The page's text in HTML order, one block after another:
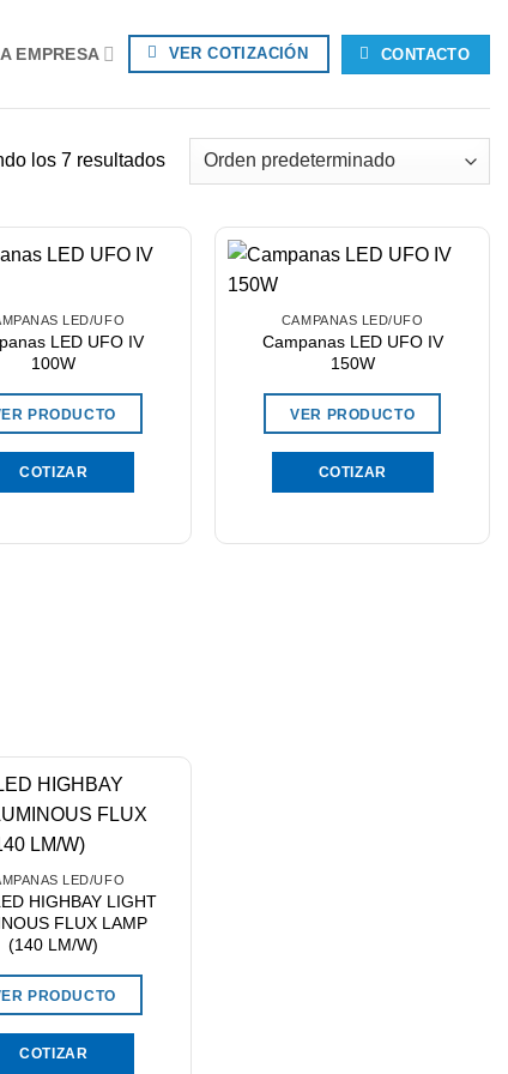
EMPRESA VER COTIZACIÓN CONTACTO
los 7 resultados
LED/UFO
LED UFO IV
100W
PRODUCTO
COTIZAR
CAMPANAS LED/UFO
Campanas LED UFO IV
150W
VER PRODUCTO
COTIZAR
LED/UFO
HIGHBAY LIGHT
FLUX LAMP
(140 LM/W)
PRODUCTO
COTIZAR